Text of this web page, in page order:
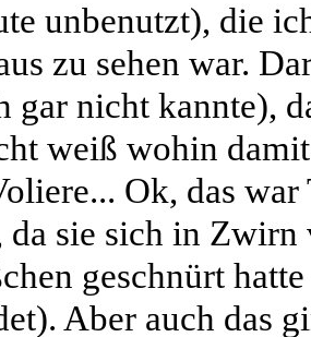
unbenutzt), die
zu sehen war.
gar nicht kannte),
weiß wohin
Ok, das
da sie sich in
geschnürt
Aber auch das